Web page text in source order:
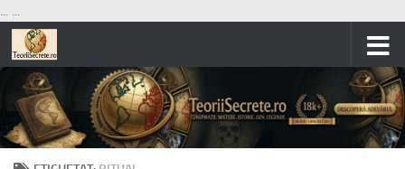
... ...
Skip to content